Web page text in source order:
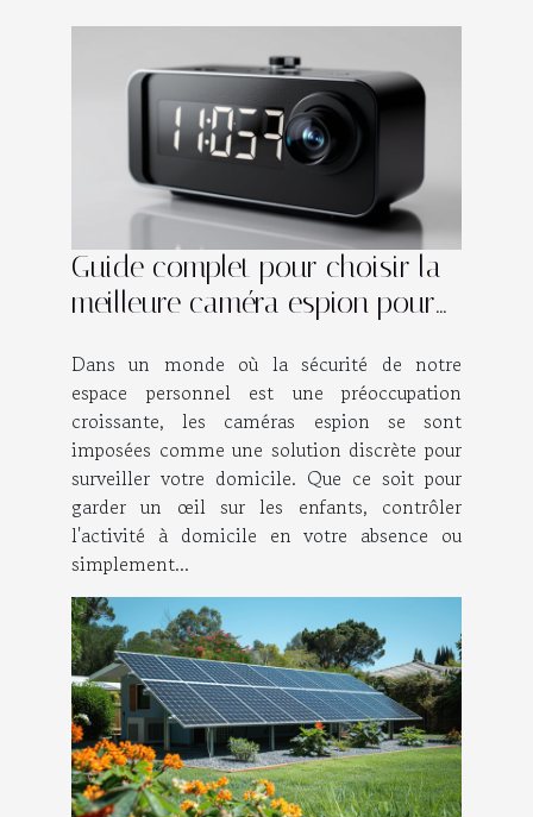
Guide complet pour choisir la
meilleure caméra espion pour
Dans un monde où la sécurité de notre
espace personnel est une préoccupation
croissante, les caméras espion se sont
imposées comme une solution discrète pour
surveiller votre domicile. Que ce soit pour
garder un œil sur les enfants, contrôler
l'activité à domicile en votre absence ou
simplement...